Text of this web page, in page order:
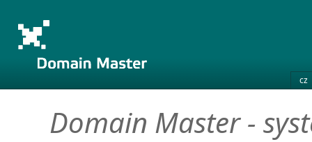
cz
Domain Master -